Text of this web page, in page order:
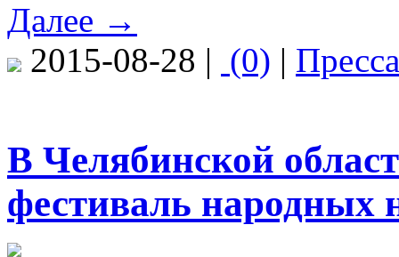
Далее →
2015-08-28 | (0) | Пресса
В Челябинской
фестиваль народных